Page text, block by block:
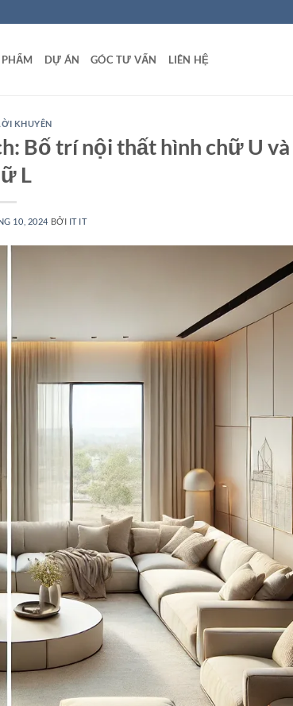
DỰ ÁN GÓC TƯ VẤN LIÊN HỆ
KHUYÊN
Bố trí nội thất hình chữ U và
L
10, 2024 BỞI IT IT